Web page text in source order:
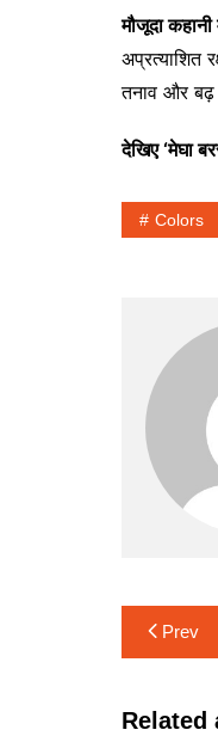
मौजूदा कहानी
तनाव और बढ़
देखिए ‘मेघा
Colors
Post
Prev
Related